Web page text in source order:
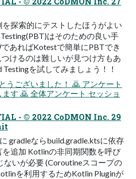
探索的にテストしたほうがよい
はそのための良い手
あればKotestで簡単にPBTでき
けるのは難しいが見つけ方もあ
Testingを試してみましょう！！
うございました！ 🙇 アンケート
す 🙇 全体アンケート セッショ
- © 2022 CoDMON Inc. 29
gradleならbuild.gradle.ktsに依存
追加 Kotlinの非同期関数を呼び
ないが必要 (Coroutineスコープの
を利用するためKotlin Pluginが